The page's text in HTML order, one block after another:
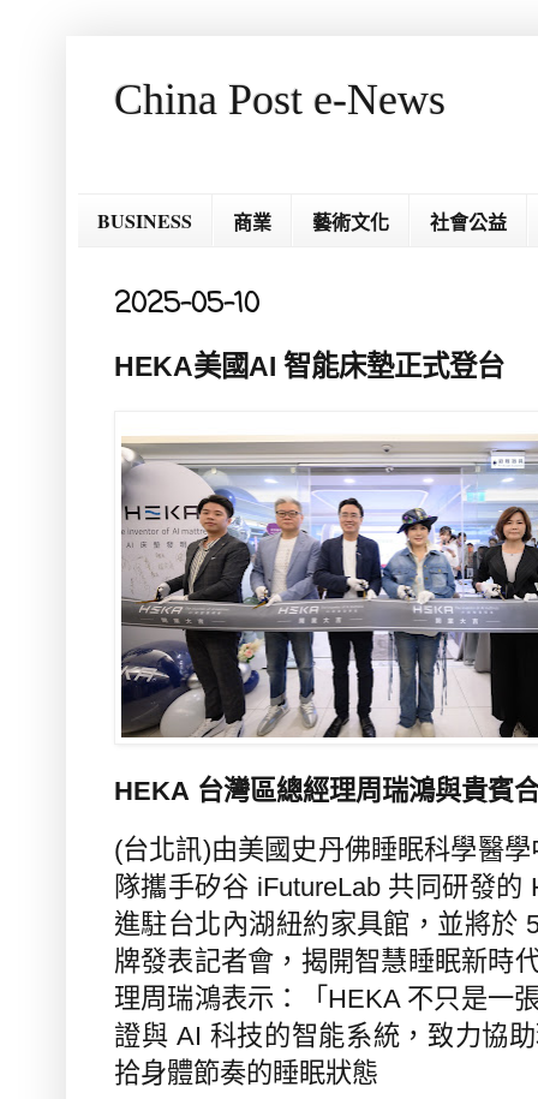
China Post e-News
BUSINESS 商業 藝術文化 社會公益
2025-05-10
HEKA美國AI 智能床墊正式登台
HEKA 台灣區總經理周瑞鴻與貴賓
(台北訊)由美國史丹佛睡眠科學醫學
隊攜手矽谷 iFutureLab 共同研發的
進駐台北內湖紐約家具館，並將於
牌發表記者會，揭開智慧睡眠新時
理周瑞鴻表示：「 HEKA 不只是一
證與 AI 科技的智能系統，致力協
拾身體節奏的睡眠狀態